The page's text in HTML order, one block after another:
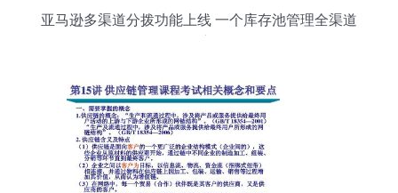
亚马逊多渠道分拨功能上线 一个库存池管理全渠道